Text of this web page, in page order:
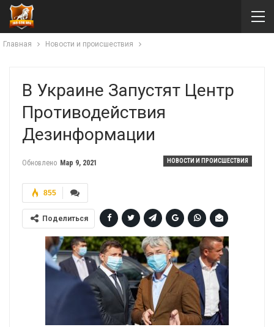
Главная Новости и происшествия
В Украине Запустят Центр
Противодействия
Дезинформации
НОВОСТИ И ПРОИСШЕСТВИЯ
Обновлено Мар 9, 2021
855
Поделиться